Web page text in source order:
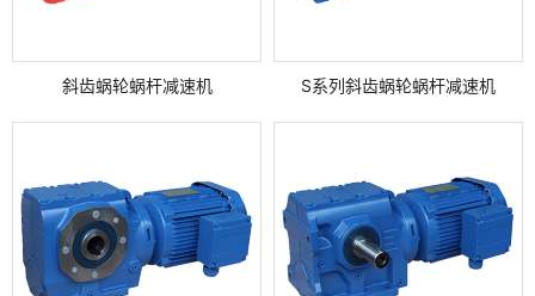
斜齿蜗轮蜗杆减速机 S系列斜齿蜗轮蜗杆减速机